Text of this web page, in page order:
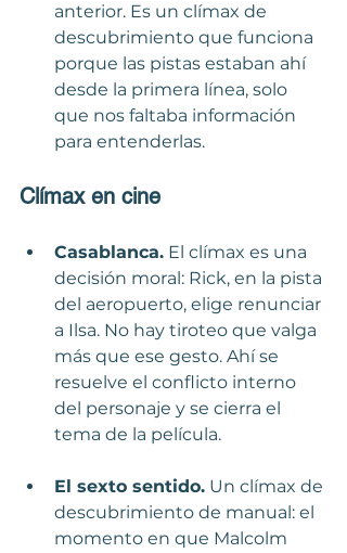
anterior. Es un clímax de
descubrimiento que funciona
porque las pistas estaban ahí
desde la primera línea, solo
que nos faltaba información
para entenderlas.
Clímax en cine
Casablanca. El clímax es una
decisión moral: Rick, en la pista
del aeropuerto, elige renunciar
a Ilsa. No hay tiroteo que valga
más que ese gesto. Ahí se
resuelve el conflicto interno
del personaje y se cierra el
tema de la película.
El sexto sentido. Un clímax de
descubrimiento de manual: el
momento en que Malcolm